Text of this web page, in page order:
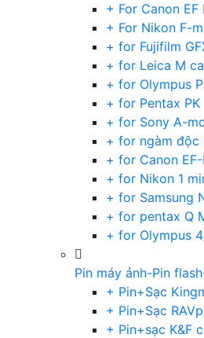
+ For Canon EF
+ For Nikon F-
+ for Fujifilm
+ for Leica M
+ for Olympus
+ for Pentax PK
+ for Sony A-
+ for ngàm độc
+ for Canon
+ for Nikon 1
+ for Samsung
+ for pentax Q
+ for Olympus
Pin máy ảnh-Pin
+ Pin+Sạc
+ Pin+Sạc
+ Pin+sạc K&F